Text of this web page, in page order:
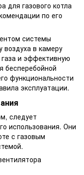
для газового котла
по его
системы
воздуха в камеру
и эффективную
бесперебойной
функциональности
эксплуатации.
следует
использования. Они
с газовым